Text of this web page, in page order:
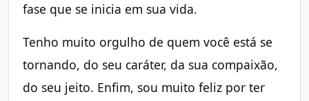
fase que se inicia em sua vida.
Tenho muito orgulho de quem você está se
tornando, do seu caráter, da sua compaixão,
do seu jeito. Enfim, sou muito feliz por ter